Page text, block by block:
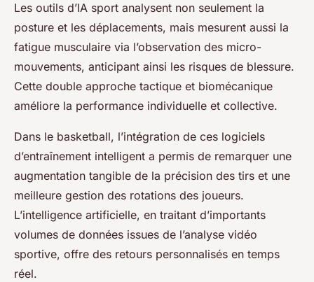
Les outils d’IA sport analysent non seulement la
posture et les déplacements, mais mesurent aussi la
fatigue musculaire via l’observation des micro-
mouvements, anticipant ainsi les risques de blessure.
Cette double approche tactique et biomécanique
améliore la performance individuelle et collective.
Dans le basketball, l’intégration de ces logiciels
d’entraînement intelligent a permis de remarquer une
augmentation tangible de la précision des tirs et une
meilleure gestion des rotations des joueurs.
L’intelligence artificielle, en traitant d’importants
volumes de données issues de l’analyse vidéo
sportive, offre des retours personnalisés en temps
réel.